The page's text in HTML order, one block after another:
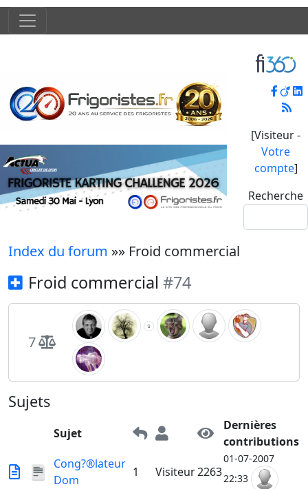
[Visiteur -
Votre
compte]
Recherche
Index du forum »» Froid commercial
Froid commercial #74
7
Sujets
Sujet
Dernières
contributions
Cong?®lateur
Dom
1 Visiteur2263
01-07-2007
22:33